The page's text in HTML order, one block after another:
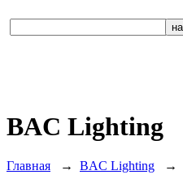
BAC Lighting
Главная → BAC Lighting →